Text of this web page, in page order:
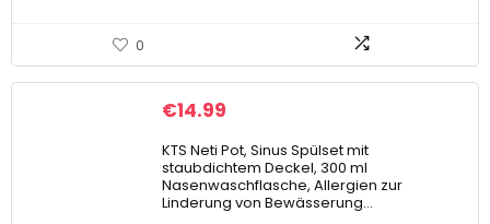
0
€14.99
KTS Neti Pot, Sinus Spülset mit
staubdichtem Deckel, 300 ml
Nasenwaschflasche, Allergien zur
Linderung von Bewässerung…